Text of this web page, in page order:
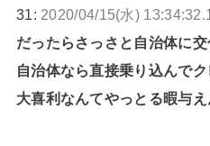
31: 2020/04/15(水)
だったらさっさと自治体に
自治体なら直接乗り込んで
大喜利なんてやっとる暇与